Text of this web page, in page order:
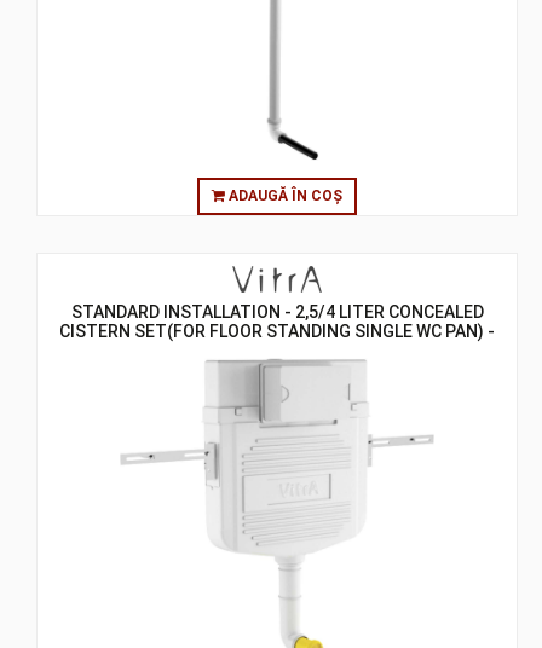
ADAUGĂ ÎN COȘ
STANDARD INSTALLATION - 2,5/4 LITER CONCEALED
CISTERN SET(FOR FLOOR STANDING SINGLE WC PAN) -